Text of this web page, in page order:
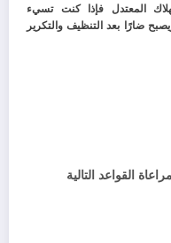
المعتدل فإذا كنت تسيء
ضارًا بعد التنظيف والتكرير
القواعد التالية